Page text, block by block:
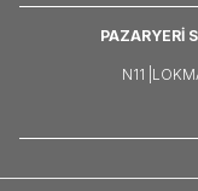
PAZARYERİ
N11 |